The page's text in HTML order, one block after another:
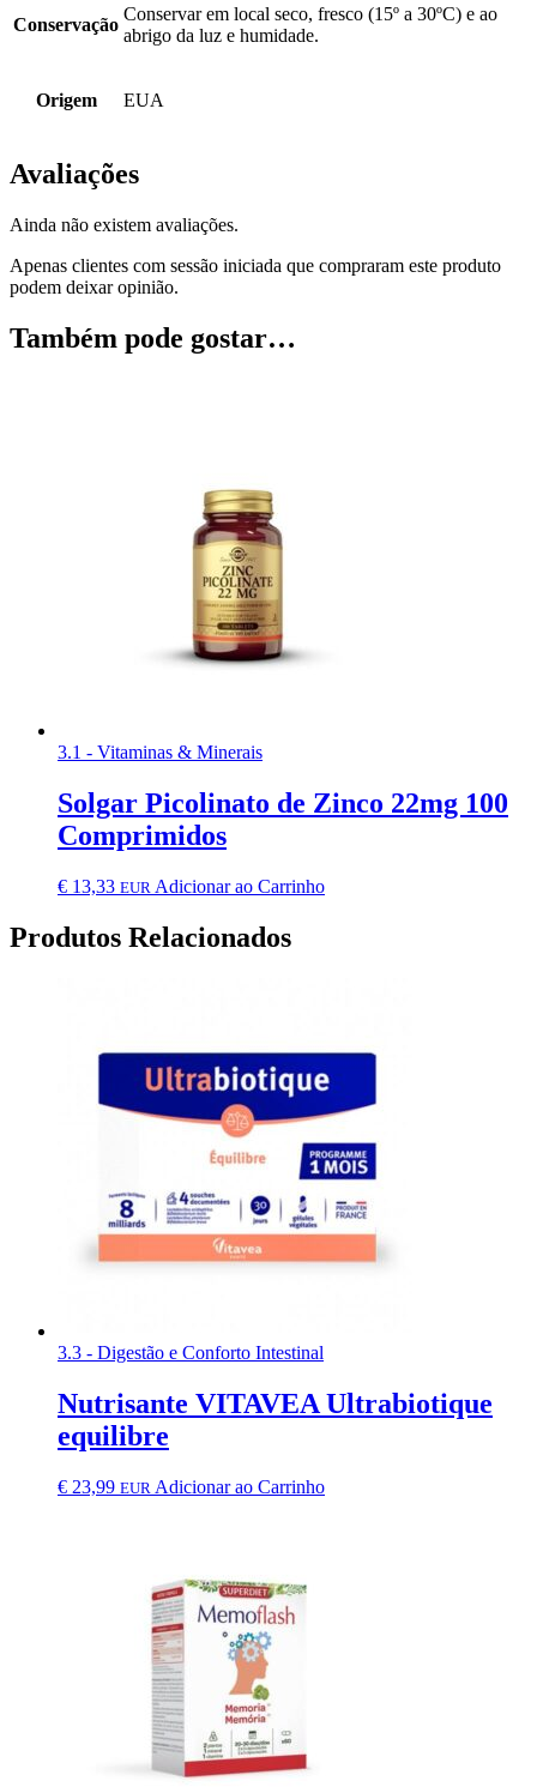
Conservação
Conservar em local seco, fresco (15º a 30ºC) e ao
abrigo da luz e humidade.
Origem EUA
Avaliações
Ainda não existem avaliações.
Apenas clientes com sessão iniciada que compraram este produto
podem deixar opinião.
Também pode gostar…
3.1 - Vitaminas & Minerais
Solgar Picolinato de Zinco 22mg 100
Comprimidos
€ 13,33 EUR Adicionar ao Carrinho
Produtos Relacionados
3.3 - Digestão e Conforto Intestinal
Nutrisante VITAVEA Ultrabiotique
equilibre
€ 23,99 EUR Adicionar ao Carrinho